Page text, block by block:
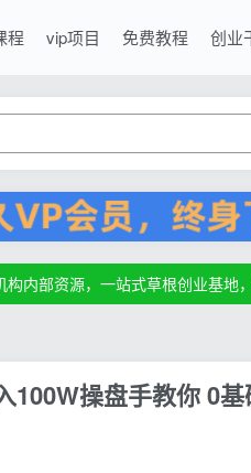
程 vip项目 免费教程 创业
内部资源，一站式草根创业基地
内部资源，一站式草根创业基地
内部资源，一站式草根创业基地
100W操盘手教你 0